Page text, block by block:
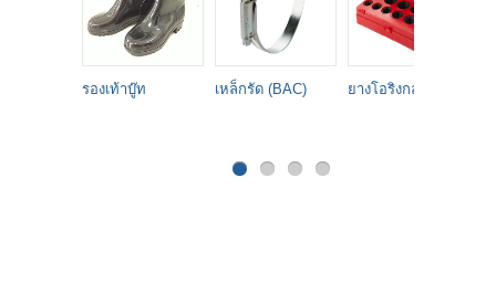
รองเท้าบู๊ท เหล็กรัด (BAC) ยางโอริงกล่อง